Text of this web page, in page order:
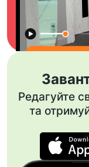
Редагуйте
та